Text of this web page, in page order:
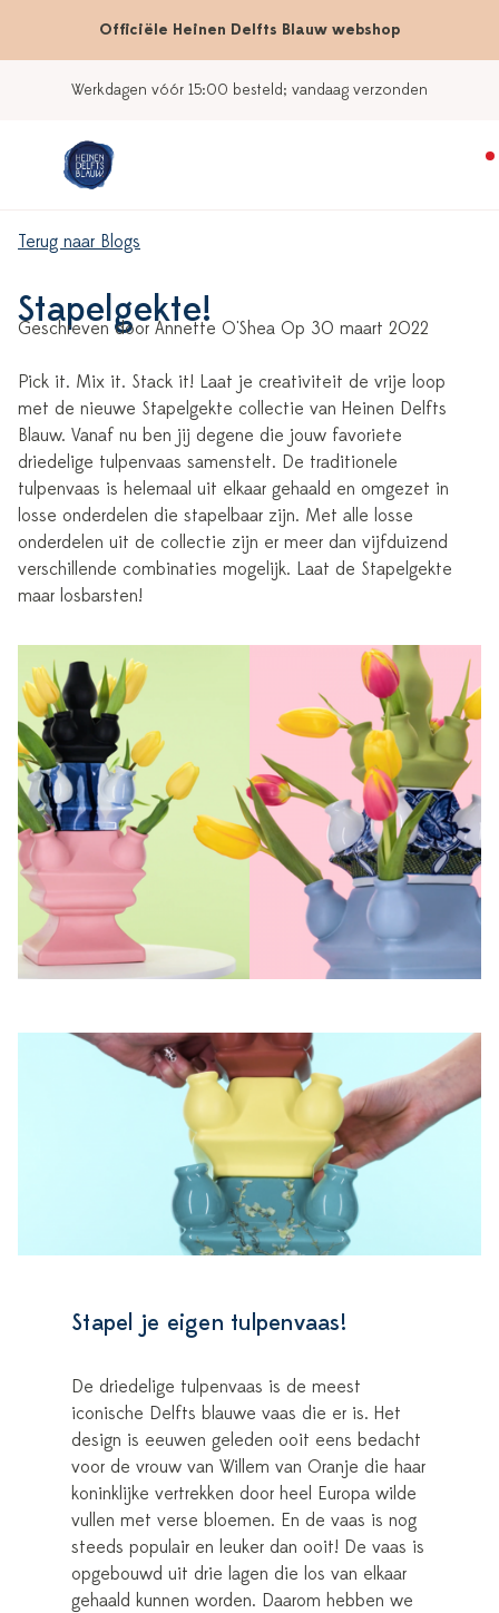
Officiële Heinen Delfts Blauw webshop
Werkdagen vóór 15:00 besteld; vandaag verzonden
Terug naar Blogs
Stapelgekte!
Geschreven door Annette O'Shea Op 30 maart 2022
Pick it. Mix it. Stack it! Laat je creativiteit de vrije loop
met de nieuwe Stapelgekte collectie van Heinen Delfts
Blauw. Vanaf nu ben jij degene die jouw favoriete
driedelige tulpenvaas samenstelt. De traditionele
tulpenvaas is helemaal uit elkaar gehaald en omgezet in
losse onderdelen die stapelbaar zijn. Met alle losse
onderdelen uit de collectie zijn er meer dan vijfduizend
verschillende combinaties mogelijk. Laat de Stapelgekte
maar losbarsten!
Stapel je eigen tulpenvaas!
De driedelige tulpenvaas is de meest
iconische Delfts blauwe vaas die er is. Het
design is eeuwen geleden ooit eens bedacht
voor de vrouw van Willem van Oranje die haar
koninklijke vertrekken door heel Europa wilde
vullen met verse bloemen. En de vaas is nog
steeds populair en leuker dan ooit! De vaas is
opgebouwd uit drie lagen die los van elkaar
gehaald kunnen worden. Daarom hebben we